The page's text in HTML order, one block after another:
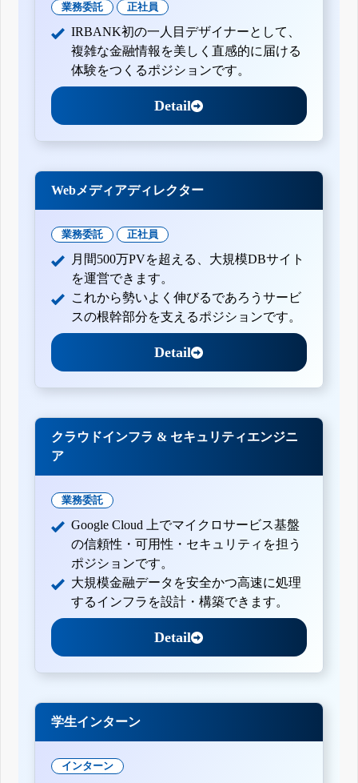
業務委託 正社員
IRBANK初の一人目デザイナーとして、
複雑な金融情報を美しく直感的に届ける
体験をつくるポジションです。
Detail
Webメディアディレクター
業務委託 正社員
月間500万PVを超える、大規模DBサイト
を運営できます。
これから勢いよく伸びるであろうサービ
スの根幹部分を支えるポジションです。
Detail
クラウドインフラ & セキュリティエンジニ
ア
業務委託
Google Cloud 上でマイクロサービス基盤
の信頼性・可用性・セキュリティを担う
ポジションです。
大規模金融データを安全かつ高速に処理
するインフラを設計・構築できます。
Detail
学生インターン
インターン